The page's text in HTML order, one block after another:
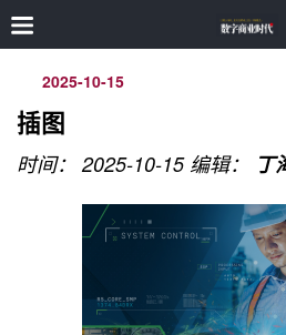
2025-10-15
插图
时间： 2025-10-15 编辑： 丁